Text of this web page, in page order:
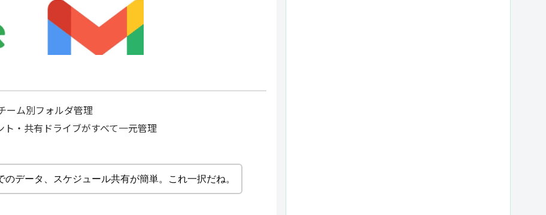
ーム別フォルダ管理
・共有ドライブがすべて一元管理
データ、スケジュール共有が簡単。これ一択だね。